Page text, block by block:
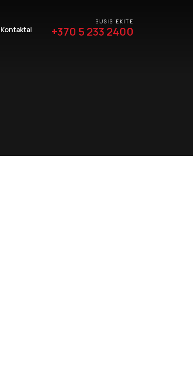
Kontaktai
SUSISIEKITE
+370 5 233 2400